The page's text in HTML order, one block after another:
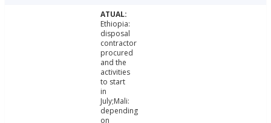
Ethiopia:
disposal
contractor
procured
and the
activities
to start
in
July;Mali:
depending
on